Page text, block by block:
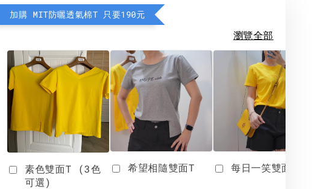
加購 MIT防曬透氣棉T 只要190元
瀏覽全部
素色雙面T (3色
可選)
希望相隨雙面T 每日一笑雙面T